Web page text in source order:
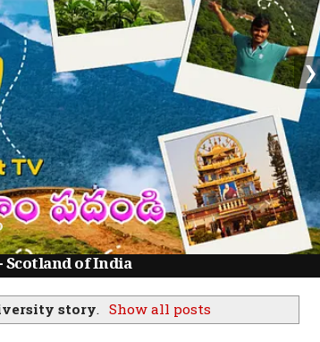
Scotland of India
❯
story. Show all posts